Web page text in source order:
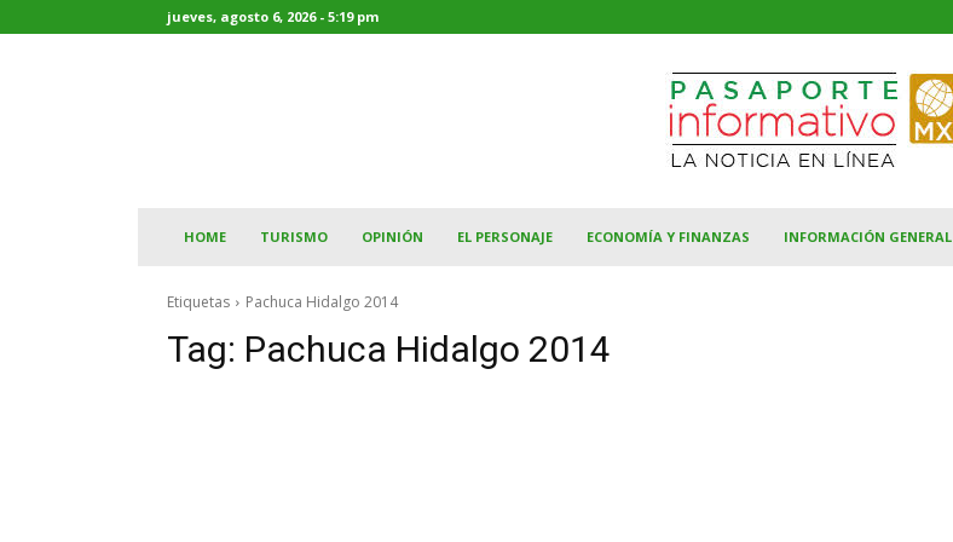
jueves, agosto 6, 2026 - 5:19 pm
HOME TURISMO OPINIÓN EL PERSONAJE ECONOMÍA Y FINANZAS INFORMACIÓN GENERAL
Etiquetas Pachuca Hidalgo 2014
Tag: Pachuca Hidalgo 2014